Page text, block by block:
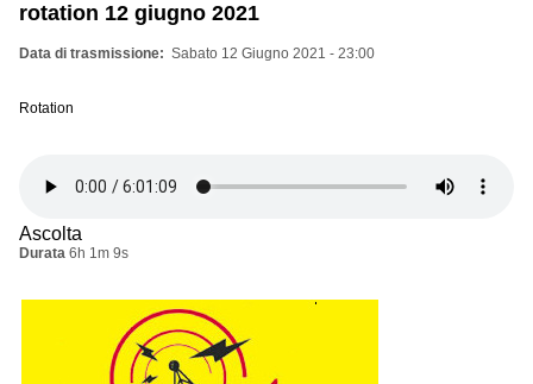
rotation 12 giugno 2021
Data di trasmissione Sabato 12 Giugno 2021 - 23:00
Rotation
Ascolta
Durata 6h 1m 9s